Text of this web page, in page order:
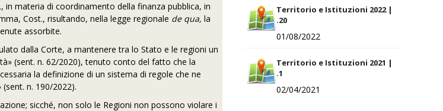
in materia di coordinamento della finanza pubblica, in
Cost., risultando, nella legge regionale de qua, la
assorbite.
dalla Corte, a mantenere tra lo Stato e le regioni un
(sent. n. 62/2020), tenuto conto del fatto che la
la definizione di un sistema di regole che ne
n. 190/2022).
sicché, non solo le Regioni non possono violare i
Territorio e Istituzioni 2022 |
.20
01/08/2022
Territorio e Istituzioni 2021 |
.1
02/04/2021